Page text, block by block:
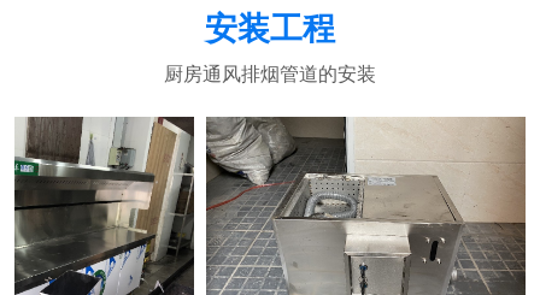
安装工程
厨房通风排烟管道的安装